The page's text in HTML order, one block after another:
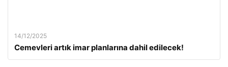
14/12/2025
Cemevleri artık imar planlarına dahil edilecek!